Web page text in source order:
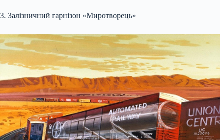
3. Залізничний гарнізон «Миротворець»